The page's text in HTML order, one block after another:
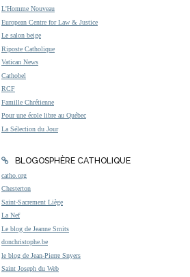
L'Homme Nouveau
European Centre for Law & Justice
Le salon beige
Riposte Catholique
Vatican News
Cathobel
RCF
Famille Chrétienne
Pour une école libre au Québec
La Sélection du Jour
BLOGOSPHÈRE CATHOLIQUE
catho.org
Chesterton
Saint-Sacrement Liège
La Nef
Le blog de Jeanne Smits
donchristophe.be
le blog de Jean-Pierre Snyers
Saint Joseph du Web